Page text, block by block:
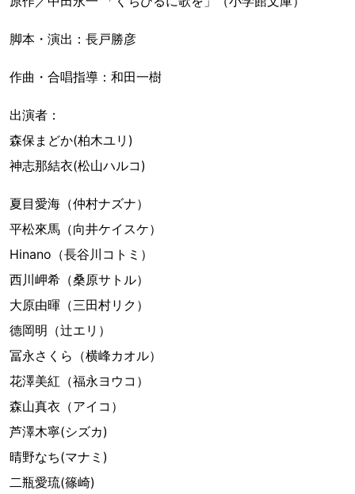
脚本・演出：長戸勝彦
作曲・合唱指導：和田一樹
出演者：
森保まどか(柏木ユリ)
神志那結衣(松山ハルコ)
夏目愛海（仲村ナズナ）
平松來馬（向井ケイスケ）
Hinano（長谷川コトミ）
西川岬希（桑原サトル）
大原由暉（三田村リク）
德岡明（辻エリ）
冨永さくら（横峰カオル）
花澤美紅（福永ヨウコ）
森山真衣（アイコ）
芦澤木寧(シズカ)
晴野なち(マナミ)
二瓶愛琉(篠崎)